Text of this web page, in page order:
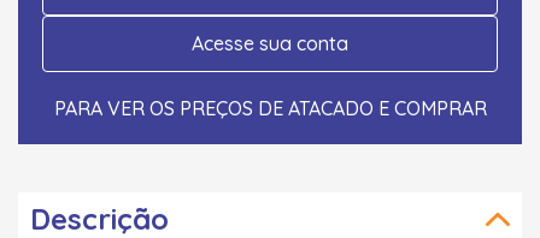
Acesse sua conta
PARA VER OS PREÇOS DE ATACADO E COMPRAR
Descrição